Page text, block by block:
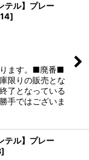
テル】プレー
]
ります。■廃番■
限りの販売とな
了となっている
手ではございま
テル】プレー
]